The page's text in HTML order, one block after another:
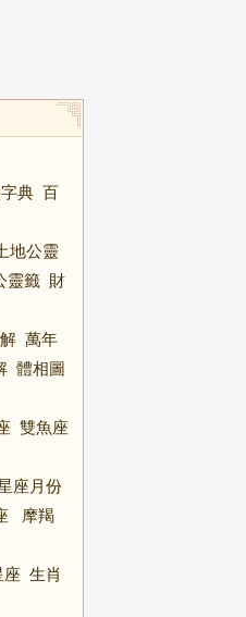
典 百
地公靈
靈籤 財
萬年
體相圖
雙魚座
座月份
摩羯
座 生肖